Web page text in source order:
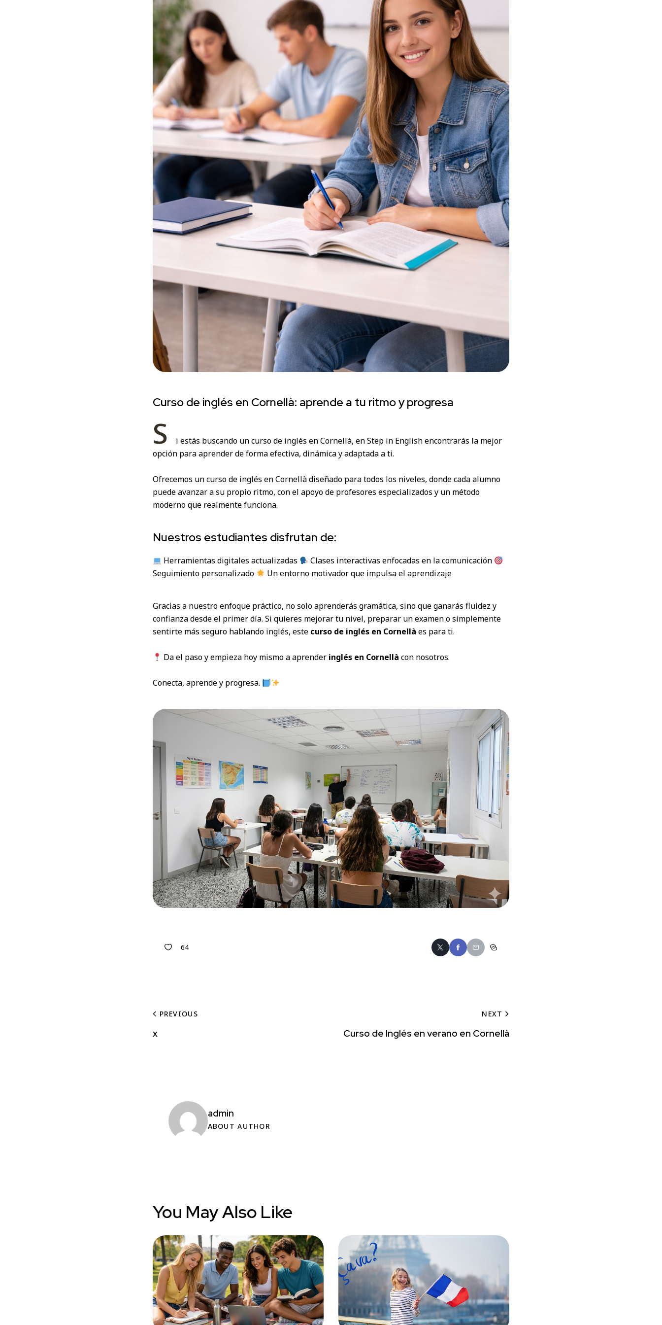
Curso de inglés en Cornellà: aprende a tu ritmo y progresa
S
i estás buscando un curso de inglés en Cornellà, en Step in English encontrarás la mejor
opción para aprender de forma efectiva, dinámica y adaptada a ti.
Ofrecemos un curso de inglés en Cornellà diseñado para todos los niveles, donde cada alumno
puede avanzar a su propio ritmo, con el apoyo de profesores especializados y un método
moderno que realmente funciona.
Nuestros estudiantes disfrutan de:
Herramientas digitales actualizadas
Clases interactivas enfocadas en la comunicación
Seguimiento personalizado
Un entorno motivador que impulsa el aprendizaje
Gracias a nuestro enfoque práctico, no solo aprenderás gramática, sino que ganarás fluidez y
confianza desde el primer día. Si quieres mejorar tu nivel, preparar un examen o simplemente
sentirte más seguro hablando inglés, este curso de inglés en Cornellà es para ti.
Da el paso y empieza hoy mismo a aprender inglés en Cornellà con nosotros.
Conecta, aprende y progresa.
64
PREVIOUS
x
NEXT
Curso de Inglés en verano en Cornellà
admin
ABOUT AUTHOR
You May Also Like